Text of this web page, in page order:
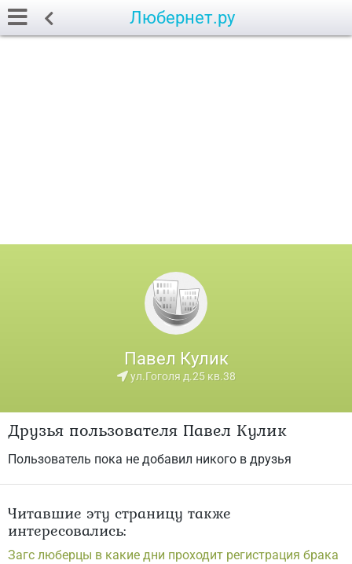
Любернет.ру
Павел Кулик
ул.Гоголя д.25 кв.38
Друзья пользователя Павел Кулик
Пользователь пока не добавил никого в друзья
Читавшие эту страницу также
интересовались:
Загс люберцы в какие дни проходит регистрация брака